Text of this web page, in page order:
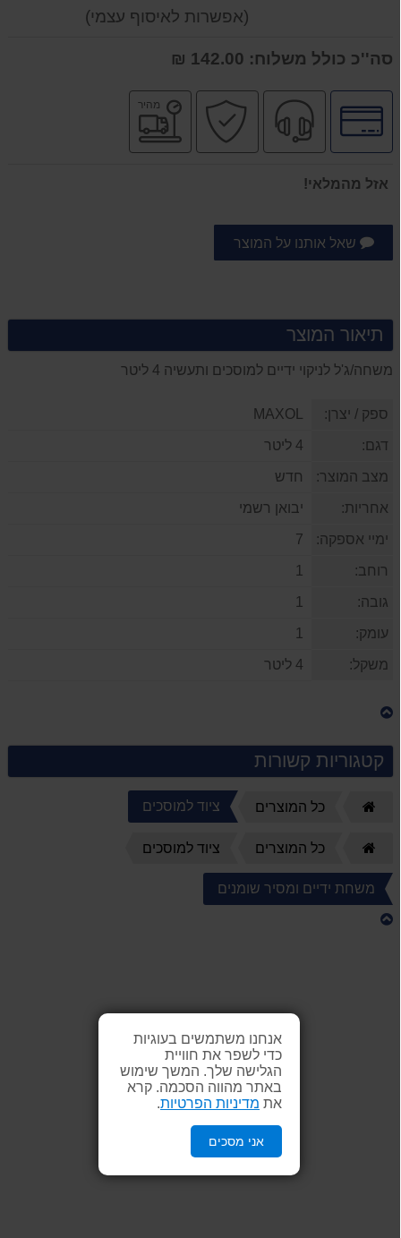
אנחנו משתמשים בעוגיות
כדי לשפר את חוויית
הגלישה שלך. המשך שימוש
באתר מהווה הסכמה. קרא
את מדיניות הפרטיות.
אני מסכים
(אפשרות לאיסוף עצמי)
סה''כ כולל משלוח:
לחץ
לאפשרויות
תשלומים
שירות
מקצועי
קניה
בטוחה
מהיר
אזל מהמלאי!
שאל אותנו על המוצר
תיאור המוצר
משחה/ג'ל לניקוי ידיים למוסכים ותעשיה 4 ליטר
ספק / יצרן:
דגם:
מצב המוצר: חדש
אחריות: יבואן רשמי
ימיי אספקה:
רוחב:
גובה:
עומק:
משקל:
קטגוריות קשורות
כל המוצרים ציוד למוסכים
כל המוצרים ציוד למוסכים
משחת ידיים ומסיר שומנים